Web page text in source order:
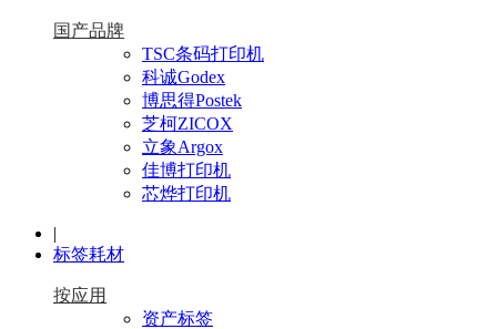
国产品牌
TSC条码打印机
科诚Godex
博思得Postek
芝柯ZICOX
立象Argox
佳博打印机
芯烨打印机
|
标签耗材
按应用
资产标签